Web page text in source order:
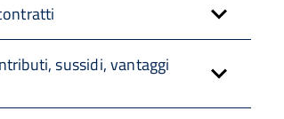
sussidi, vantaggi